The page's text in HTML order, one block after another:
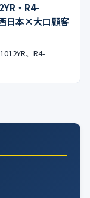
・R4-
日本×大口顧客
、R4-